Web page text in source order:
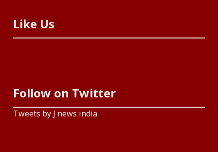
Like Us
Follow on Twitter
Tweets by J news india